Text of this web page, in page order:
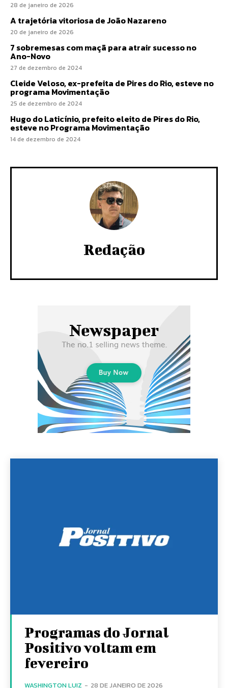
28 de janeiro de 2026
A trajetória vitoriosa de João Nazareno
20 de janeiro de 2026
7 sobremesas com maçã para atrair sucesso no
Ano-Novo
27 de dezembro de 2024
Cleide Veloso, ex-prefeita de Pires do Rio, esteve no
programa Movimentação
25 de dezembro de 2024
Hugo do Laticínio, prefeito eleito de Pires do Rio,
esteve no Programa Movimentação
14 de dezembro de 2024
Redação
Programas do Jornal
Positivo voltam em
fevereiro
WASHINGTON LUIZ - 28 DE JANEIRO DE 2026